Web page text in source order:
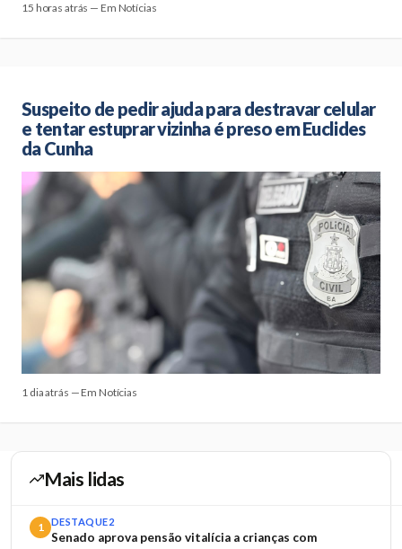
15 horas atrás — Em Notícias
Suspeito de pedir ajuda para destravar celular
e tentar estuprar vizinha é preso em Euclides
da Cunha
1 dia atrás — Em Notícias
Mais lidas
1 DESTAQUE2
Senado aprova pensão vitalícia a crianças com